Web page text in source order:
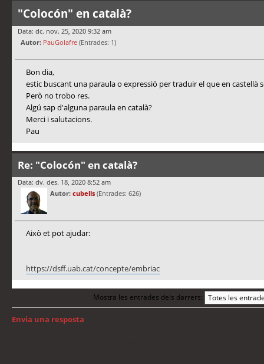
"Colocón" en català?
Data: dc. nov. 25, 2020 9:32 am
Autor: PauGolafre (Entrades: 1)
Bon dia,
estic buscant una paraula o expressió per traduir el que en
Però no trobo res.
Algú sap d'alguna paraula en català?
Merci i salutacions.
Pau
Re: "Colocón" en català?
Data: dv. des. 18, 2020 8:52 am
Autor: cubells (Entrades: 626)
Això et pot ajudar:
https://dsff.uab.cat/concepte/embriac
Mostra les entrades dels darrers:
Envia una resposta